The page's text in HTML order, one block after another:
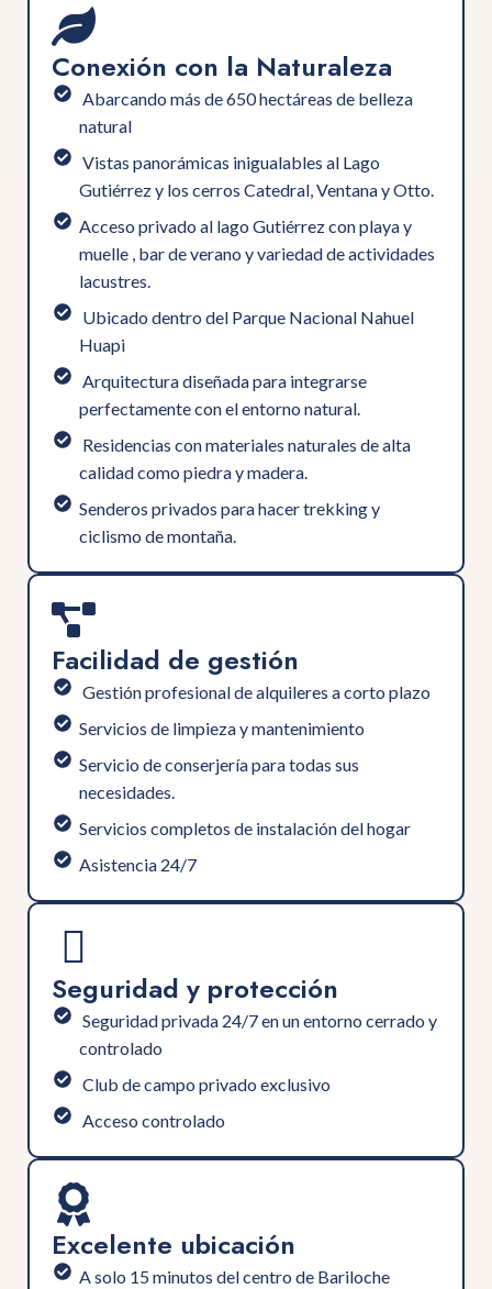
Conexión con la Naturaleza
⁠ Abarcando más de 650 hectáreas de belleza
natural
⁠ Vistas panorámicas inigualables al Lago
Gutiérrez y los cerros Catedral, Ventana y Otto.
Acceso privado al lago Gutiérrez con playa y
muelle , bar de verano y variedad de actividades
lacustres.
⁠ ⁠Ubicado dentro del Parque Nacional Nahuel
Huapi
⁠ Arquitectura diseñada para integrarse
perfectamente con el entorno natural.
⁠ Residencias con materiales naturales de alta
calidad como piedra y madera.
Senderos privados para hacer trekking y
ciclismo de montaña.
Facilidad de gestión
⁠ Gestión profesional de alquileres a corto plazo
⁠Servicios de limpieza y mantenimiento
Servicio de conserjería para todas sus
necesidades.
Servicios completos de instalación del hogar
Asistencia 24/7
Seguridad y protección
⁠ ⁠Seguridad privada 24/7 en un entorno cerrado y
controlado
⁠ ⁠Club de campo privado exclusivo
⁠ Acceso controlado
Excelente ubicación
A solo 15 minutos del centro de Bariloche